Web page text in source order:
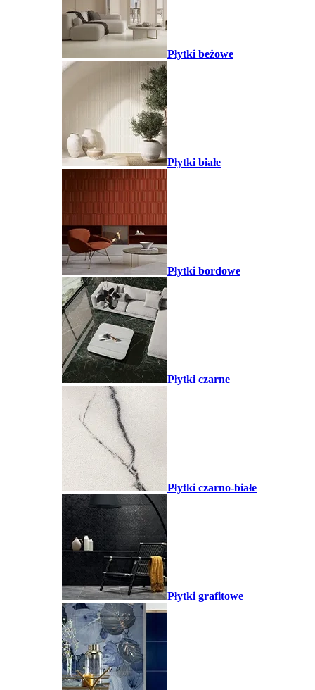
Płytki beżowe
Płytki białe
Płytki bordowe
Płytki czarne
Płytki czarno-białe
Płytki grafitowe